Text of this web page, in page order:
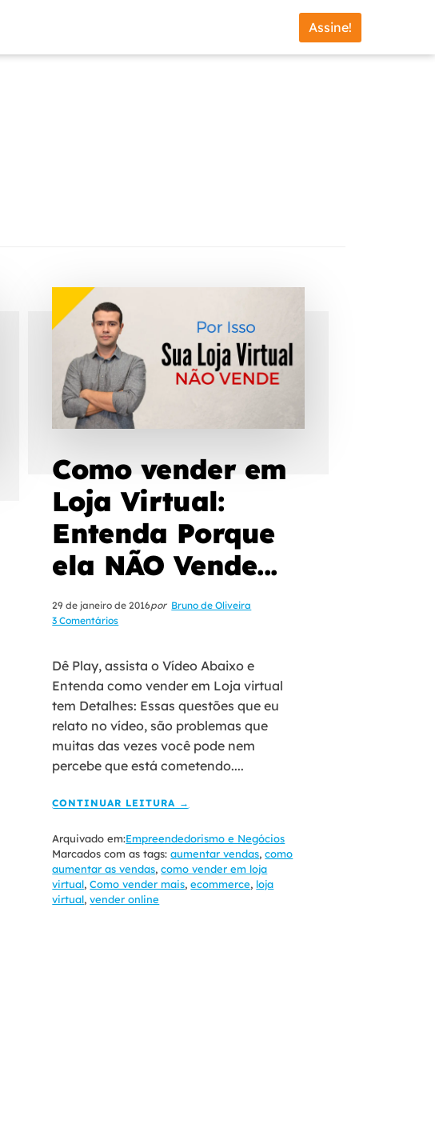
Assine!
Como vender em
Loja Virtual:
Entenda Porque
ela NÃO Vende...
29 de janeiro de 2016por Bruno de Oliveira
3 Comentários
Dê Play, assista o Vídeo Abaixo e
Entenda como vender em Loja virtual
tem Detalhes: Essas questões que eu
relato no vídeo, são problemas que
muitas das vezes você pode nem
percebe que está cometendo....
CONTINUAR LEITURA →
Arquivado em:Empreendedorismo e Negócios
Marcados com as tags:aumentar vendas,como
aumentar as vendas,como vender em loja
virtual,Como vender mais,ecommerce, loja
virtual,vender online